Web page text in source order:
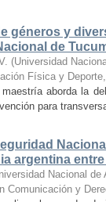
géneros y
de
(Universidad
Física y Deporte,
aborda la
para
argentina entre
Nacional
Comunicación y